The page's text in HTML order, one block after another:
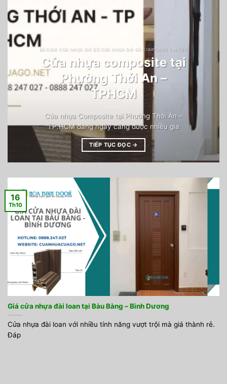
BÁO GIÁ CỬA NHỰA GIẢ GỖ CỬA NHỰA GIẢ GỖ COMPOSITE TIN TỨC
Cửa nhựa composite tại
Phường Thới An –
TPHCM
Cửa nhựa Composite tại Phường Thới An –
TP.HCM đang ngày càng được nhiều gia
TIẾP TỤC ĐỌC →
Giá cửa nhựa đài loan tại Bàu Bàng – Bình Dương
Cửa nhựa đài loan với nhiều tính năng vượt trội mà giá thành rẻ.
Đáp
16
Th10